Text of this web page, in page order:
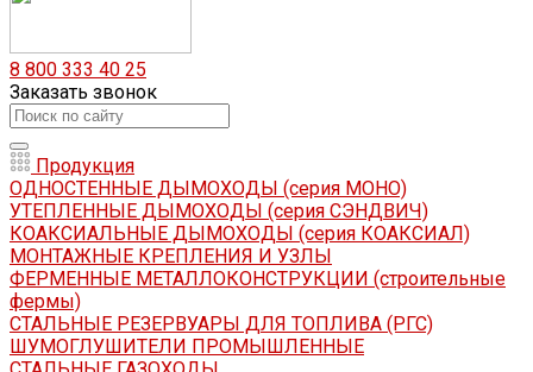
8 800 333 40 25
Заказать звонок
Продукция
ОДНОСТЕННЫЕ ДЫМОХОДЫ (серия МОНО)
УТЕПЛЕННЫЕ ДЫМОХОДЫ (серия СЭНДВИЧ)
КОАКСИАЛЬНЫЕ ДЫМОХОДЫ (серия КОАКСИАЛ)
МОНТАЖНЫЕ КРЕПЛЕНИЯ И УЗЛЫ
ФЕРМЕННЫЕ МЕТАЛЛОКОНСТРУКЦИИ (строительные
фермы)
СТАЛЬНЫЕ РЕЗЕРВУАРЫ ДЛЯ ТОПЛИВА (РГС)
ШУМОГЛУШИТЕЛИ ПРОМЫШЛЕННЫЕ